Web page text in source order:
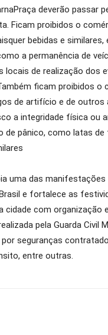
deverão passar
Ficam proibidos o
bebidas e similares,
a permanência de
locais de realização dos
ficam proibidos o
de artifício e de outros
a integridade física ou
de pânico, como latas de
uma das manifestações
e fortalece as
cidade com organização
pela Guarda Civil
seguranças
entre outras.